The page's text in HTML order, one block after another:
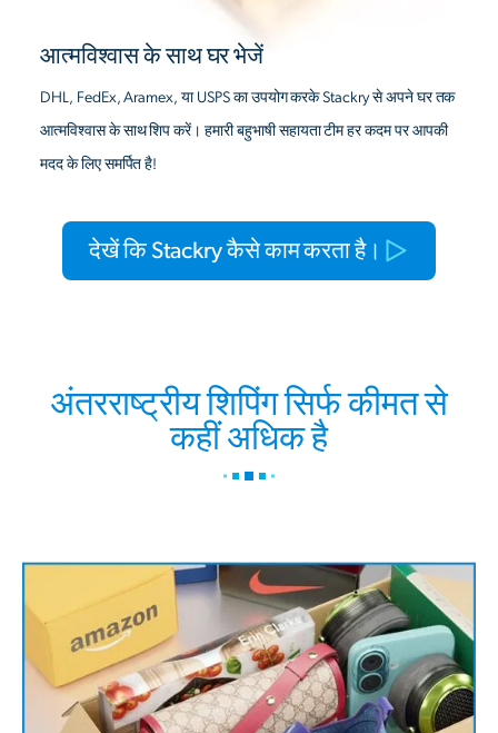
आत्मविश्वास के साथ घर भेजें
DHL, FedEx, Aramex, या USPS का उपयोग करके Stackry से अपने घर तक
आत्मविश्वास के साथ शिप करें। हमारी बहुभाषी सहायता टीम हर कदम पर आपकी
मदद के लिए समर्पित है!
देखें कि Stackry कैसे काम करता है।
अंतरराष्ट्रीय शिपिंग सिर्फ कीमत से
कहीं अधिक है